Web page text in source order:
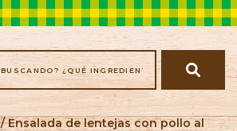
/ Ensalada de lentejas con pollo al